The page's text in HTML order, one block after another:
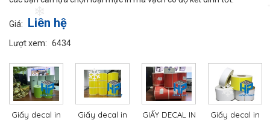
Giá: Liên hệ
Lượt xem: 6434
Giấy decal in
Giấy decal in
GIẤY DECAL IN
Giấy decal in
❄
❄
❄